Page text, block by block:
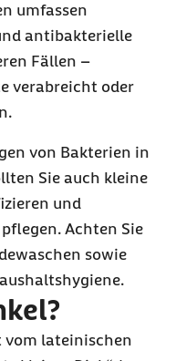
umfassen
antibakterielle
Fällen –
verabreicht oder
von Bakterien in
Sie auch kleine
und
Achten Sie
sowie
vom lateinischen